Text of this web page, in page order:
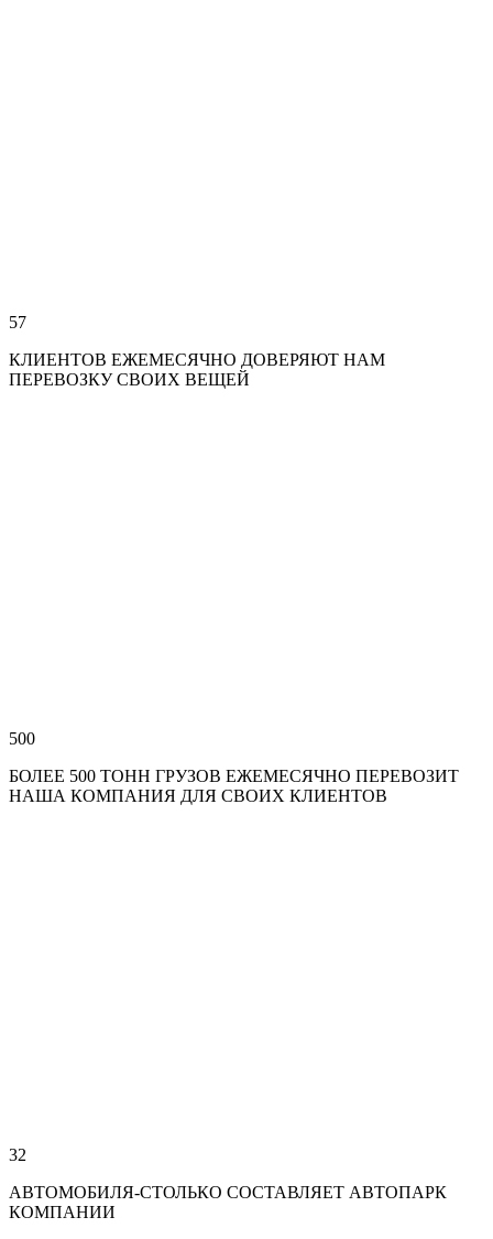
57
КЛИЕНТОВ ЕЖЕМЕСЯЧНО ДОВЕРЯЮТ НАМ
ПЕРЕВОЗКУ СВОИХ ВЕЩЕЙ
500
БОЛЕЕ 500 ТОНН ГРУЗОВ ЕЖЕМЕСЯЧНО ПЕРЕВОЗИТ
НАША КОМПАНИЯ ДЛЯ СВОИХ КЛИЕНТОВ
32
АВТОМОБИЛЯ-СТОЛЬКО СОСТАВЛЯЕТ АВТОПАРК
КОМПАНИИ